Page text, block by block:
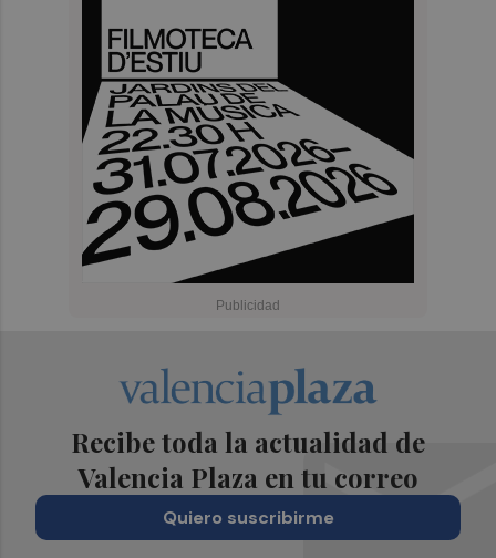
Recibe toda la actualidad de
Valencia Plaza en tu correo
Quiero suscribirme